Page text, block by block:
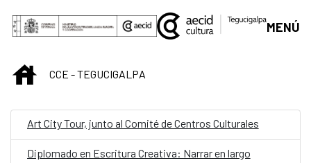
Saltar al contenido principal
MENÚ
INICIOCCE - TEGUCIGALPA
Art City Tour, junto al Comité de Centros Culturales
Diplomado en Escritura Creativa: Narrar en largo